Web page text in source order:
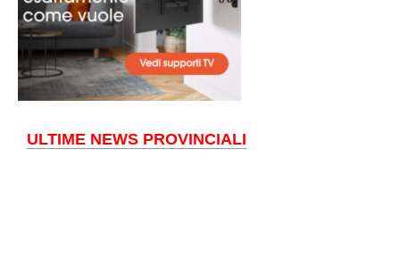
ULTIME NEWS PROVINCIALI